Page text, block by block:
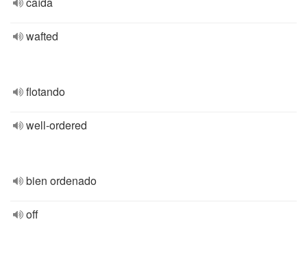
wafted
flotando
well-ordered
bien ordenado
off